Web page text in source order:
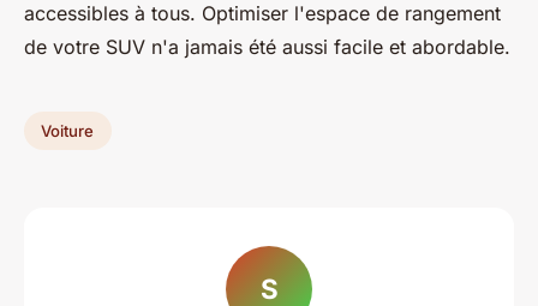
accessibles à tous. Optimiser l'espace de rangement
de votre SUV n'a jamais été aussi facile et abordable.
Voiture
S